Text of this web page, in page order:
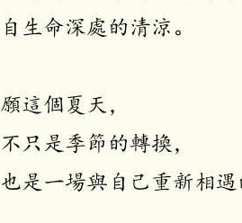
自生命深處的清涼。
願這個夏天，
不只是季節的轉換，
也是一場與自己重新相遇